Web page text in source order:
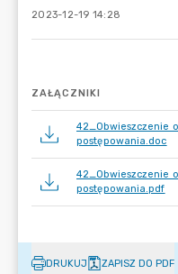
2023-12-19 14:28
ZAŁĄCZNIKI
42_Obwieszczenie
postępowania.doc
42_Obwieszczenie
postępowania.pdf
DRUKUJ ZAPISZ DO PDF